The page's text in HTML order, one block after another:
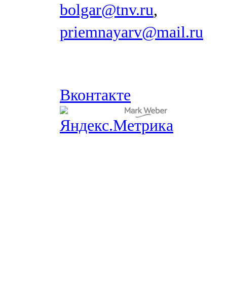
bolgar@tnv.ru,
priemnayarv@mail.ru
Вконтакте